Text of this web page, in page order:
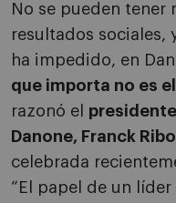
No se pueden tener
resultados sociales,
ha impedido, en
que importa no es
razonó el
Danone, Franck
celebrada
“El papel de un